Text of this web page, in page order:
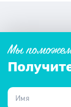
Мы
Имя